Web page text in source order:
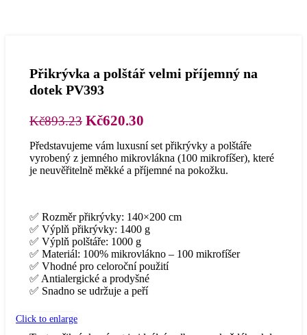
Click to enlarge
Přikrývka a polštář velmi příjemný na
dotek PV393
Kč893.23 Původní
byla:
Kč893.23.
Kč620.30
je:
Kč620.30.
Představujeme vám luxusní set přikrývky a polštáře
vyrobený z jemného mikrovlákna (100 mikrofíšer), které
je neuvěřitelně měkké a příjemné na pokožku.
✅ Rozměr přikrývky: 140×200 cm
✅ Výplň přikrývky: 1400 g
✅ Výplň polštáře: 1000 g
✅ Materiál: 100% mikrovlákno – 100 mikrofíšer
✅ Vhodné pro celoroční použití
✅ Antialergické a prodyšné
✅ Snadno se udržuje a peří